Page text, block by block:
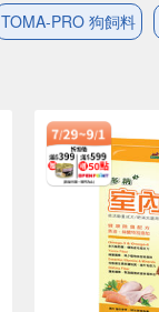
TOMA-PRO 狗飼料